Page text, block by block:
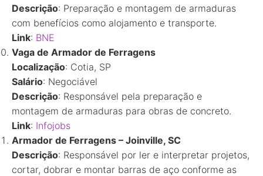
Descrição: Preparação e montagem de armaduras
com benefícios como alojamento e transporte.
Link: BNE
Vaga de Armador de Ferragens
Localização: Cotia, SP
Salário: Negociável
Descrição: Responsável pela preparação e
montagem de armaduras para obras de concreto.
Link: Infojobs
Armador de Ferragens – Joinville, SC
Descrição: Responsável por ler e interpretar projetos,
cortar, dobrar e montar barras de aço conforme as